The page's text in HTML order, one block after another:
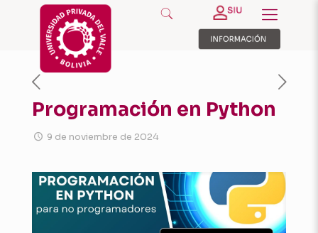
Programación en Python
9 de noviembre de 2024